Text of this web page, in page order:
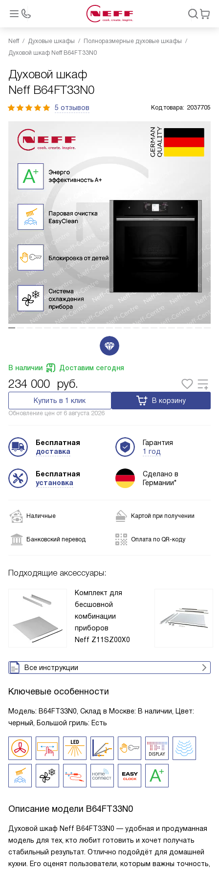
Neff Духовые шкафы
Полноразмерные духовые шкафы
Духовой шкаф Neff B64FT33N0
Духовой шкаф
Neff B64FT33N0
5 отзывов Код товара: 2037705
В наличии Доставим сегодня
234 000 руб.
Купить в 1 клик В корзину
Обновление цен от 6 августа 2026
Бесплатная
доставка
Бесплатная
установка
Гарантия
1 год
Сделано в
Германии*
Наличные Картой при получении
Банковский перевод Оплата по QR-коду
Подходящие аксессуары:
Комплект для
бесшовной
комбинации
приборов
Neff Z11SZ00X0
Все инструкции
Ключевые особенности
Модель: B64FT33N0, Склад в Москве: В наличии, Цвет:
черный, Большой гриль: Есть
Описание модели B64FT33N0
Духовой шкаф Neff B64FT33N0 — удобная и продуманная
модель для тех, кто любит готовить и хочет получать
стабильный результат. Отлично подойдёт для домашней
кухни. Его оценят пользователи, которым важны точность,